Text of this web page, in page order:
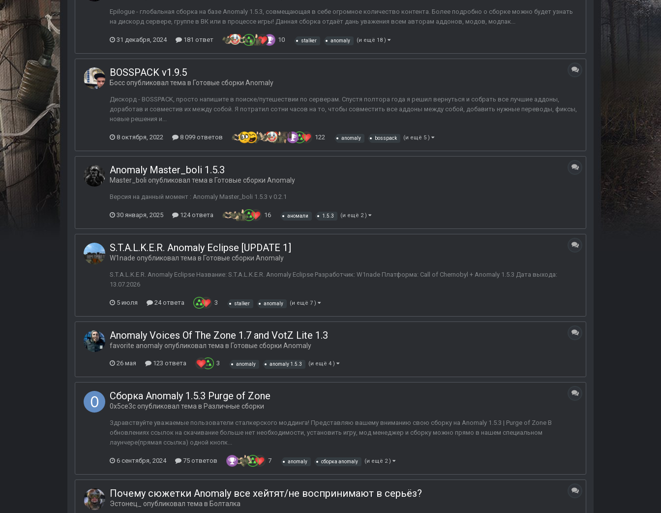
Epilogue - глобальная сборка на базе Anomaly 1.5.3, совмещающая в себе огромное количество контента. Более подробно о сборке можно будет узнать
на дискорд сервере, группе в ВК или в процессе игры! Данная сборка отдаёт дань уважения всем авторам аддонов, модов, модпак...
31 декабря, 2024 181 ответ 10 stalker anomaly (и ещё 18 )
BOSSPACK v1.9.5
Босс опубликовал тема в Готовые сборки Anomaly
Дискорд - BOSSPACK, просто напишите в поиске/путешествии по серверам. Спустя полтора года я решил вернуться и собрать все лучшие аддоны,
доработав и совместив их между собой. Я потратил сотни часов на то, чтобы совместить все аддоны между собой, добавить нужные переводы, фиксы,
новые решения и...
8 октября, 2022 8 099 ответов 122 anomaly bosspack (и ещё 5 )
Anomaly Master_boli 1.5.3
Master_boli опубликовал тема в Готовые сборки Anomaly
Версия на данный момент : Anomaly Master_boli 1.5.3 v 0.2.1
30 января, 2025 124 ответа 16 аномали 1.5.3 (и ещё 2 )
S.T.A.L.K.E.R. Anomaly Eclipse [UPDATE 1]
W1nade опубликовал тема в Готовые сборки Anomaly
S.T.A.L.K.E.R. Anomaly Eclipse Название: S.T.A.L.K.E.R. Anomaly Eclipse Разработчик: W1nade Платформа: Call of Chernobyl + Anomaly 1.5.3 Дата выхода:
13.07.2026
5 июля 24 ответа 3 stalker anomaly (и ещё 7 )
Anomaly Voices Of The Zone 1.7 and VotZ Lite 1.3
favorite anomaly опубликовал тема в Готовые сборки Anomaly
26 мая 123 ответа 3 anomaly anomaly 1.5.3 (и ещё 4 )
Сборка Anomaly 1.5.3 Purge of Zone
0x5ce3c опубликовал тема в Различные сборки
Здравствуйте уважаемые пользователи сталкерского моддинга! Представляю вашему вниманию свою сборку на Anomaly 1.5.3 | Purge of Zone В
обновлениях ссылок на скачивание больше нет необходимости, установить игру, мод менеджер и сборку можно прямо в нашем специальном
лаунчере(прямая ссылка) одной кнопк...
6 сентября, 2024 75 ответов 7 anomaly сборка anomaly (и ещё 2 )
Почему сюжетки Anomaly все хейтят/не воспринимают в серьёз?
Эстонец_ опубликовал тема в Болталка